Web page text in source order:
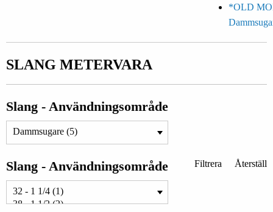
*OLD
SLANG METERVARA
Slang - Användningsområde
Slang - Användningsområde Filtrera Återställ